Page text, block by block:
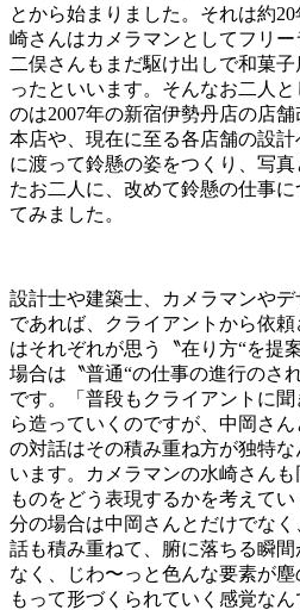
とから始まりました。それは約
崎さんはカメラマンとしてフリー
二俣さんもまだ駆け出しで和菓
ったといいます。そんなお二人
のは2007年の新宿伊勢丹店の店
本店や、現在に至る各店舗の設
に渡って鈴懸の姿をつくり、写
たお二人に、改めて鈴懸の仕事
てみました。
設計士や建築士、カメラマンや
であれば、クライアントから依
はそれぞれが思う〝在り方“を提
場合は〝普通“の仕事の進行のさ
です。「普段もクライアントに
ら造っていくのですが、中岡さ
の対話はその積み重ね方が独特
います。カメラマンの水崎さん
ものをどう表現するかを考えて
分の場合は中岡さんとだけでな
話も積み重ねて、腑に落ちる瞬
なく、じわ〜っと色んな要素が
もって形づくられていく感覚な